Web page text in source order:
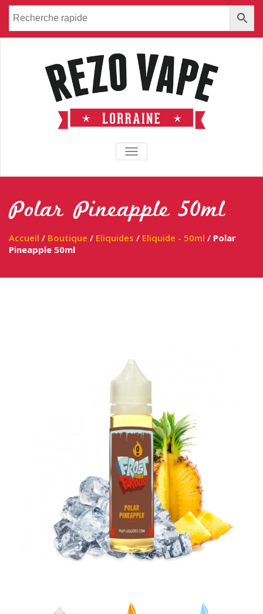
TOGGLE NAVIGATION
Polar Pineapple 50ml
Accueil / Boutique / Eliquides / Eliquide - 50ml / Polar
Pineapple 50ml